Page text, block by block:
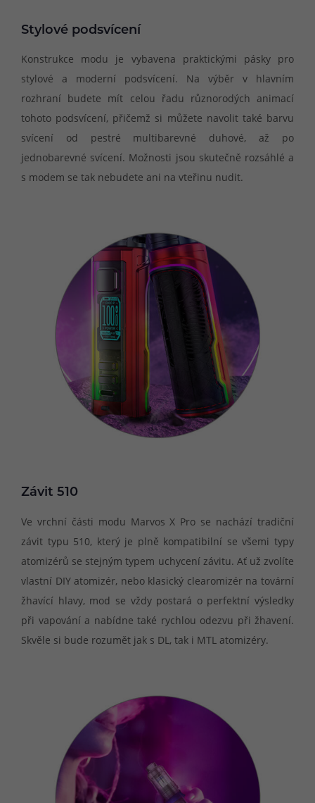
Stylové podsvícení
Konstrukce modu je vybavena praktickými pásky pro
stylové a moderní podsvícení. Na výběr v hlavním
rozhraní budete mít celou řadu různorodých animací
tohoto podsvícení, přičemž si můžete navolit také barvu
svícení od pestré multibarevné duhové, až po
jednobarevné svícení. Možnosti jsou skutečně rozsáhlé a
s modem se tak nebudete ani na vteřinu nudit.
Závit 510
Ve vrchní části modu Marvos X Pro se nachází tradiční
závit typu 510, který je plně kompatibilní se všemi typy
atomizérů se stejným typem uchycení závitu. Ať už zvolíte
vlastní DIY atomizér, nebo klasický clearomizér na tovární
žhavící hlavy, mod se vždy postará o perfektní výsledky
při vapování a nabídne také rychlou odezvu při žhavení.
Skvěle si bude rozumět jak s DL, tak i MTL atomizéry.